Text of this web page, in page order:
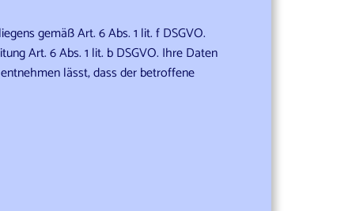
gemäß Art. 6 Abs. 1 lit. f DSGVO.
Art. 6 Abs. 1 lit. b DSGVO. Ihre Daten
lässt, dass der betroffene